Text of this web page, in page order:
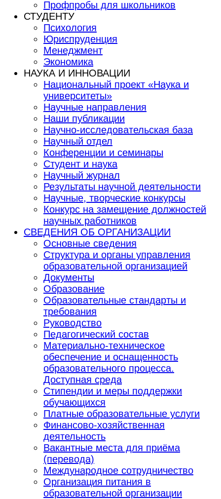
Профпробы для школьников
СТУДЕНТУ
Психология
Юриспруденция
Менеджмент
Экономика
НАУКА И ИННОВАЦИИ
Национальный проект «Наука и
университеты»
Научные направления
Наши публикации
Научно-исследовательская база
Научный отдел
Конференции и семинары
Студент и наука
Научный журнал
Результаты научной деятельности
Научные, творческие конкурсы
Конкурс на замещение должностей
научных работников
СВЕДЕНИЯ ОБ ОРГАНИЗАЦИИ
Основные сведения
Структура и органы управления
образовательной организацией
Документы
Образование
Образовательные стандарты и
требования
Руководство
Педагогический состав
Материально-техническое
обеспечение и оснащенность
образовательного процесса.
Доступная среда
Стипендии и меры поддержки
обучающихся
Платные образовательные услуги
Финансово-хозяйственная
деятельность
Вакантные места для приёма
(перевода)
Международное сотрудничество
Организация питания в
образовательной организации